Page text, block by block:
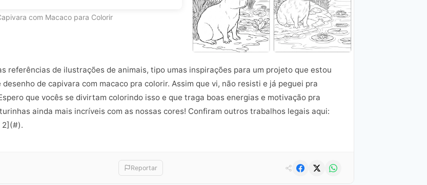
com Macaco para Colorir
referências de ilustrações de animais, tipo umas inspirações para um projeto que estou
de capivara com macaco pra colorir. Assim que vi, não resisti e já peguei pra
que vocês se divirtam colorindo isso e que traga boas energias e motivação pra
ainda mais incríveis com as nossas cores! Confiram outros trabalhos legais aqui:
2](#).
Reportar